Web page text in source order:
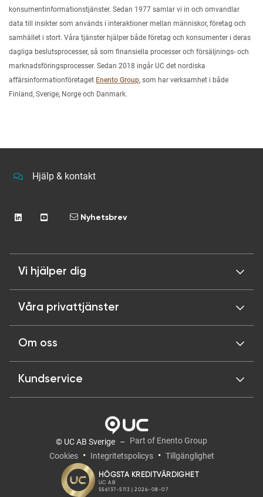
konsumentinformationstjänster. Sedan 1977 samlar vi in och omvandlar
data till insikter som används i interaktioner mellan människor, företag och
samhället i stort. Våra tjänster hjälper både företag och konsumenter i deras
dagliga beslutsprocesser, så som finansiella processer och försäljnings- och
marknadsföringsprocesser. Sedan 2018 ingår UC det nordiska
affärsinformationföretaget Enento Group, som har verksamhet i både
Finland, Sverige, Norge och Danmark.
Hjälp & kontakt
Nyhetsbrev
Vi hjälper dig
Våra privattjänster
Om oss
Kundservice
© UC AB Sverige
Part of Enento Group
Cookies
Integritetspolicys Tillgänglighet